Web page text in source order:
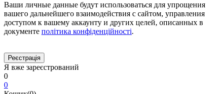
Ваши личные данные будут использоваться для упрощения
вашего дальнейшего взаимодействия с сайтом, управления
доступом к вашему аккаунту и других целей, описанных в
документе політика конфіденційності.
Я вже зареєстрований
0
0